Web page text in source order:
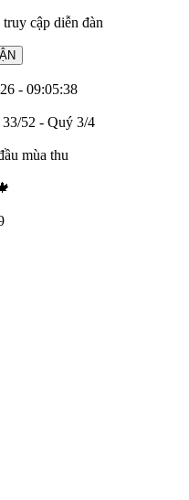
cập diễn đàn
- 09:05:38
52 - Quý 3/4
mùa thu